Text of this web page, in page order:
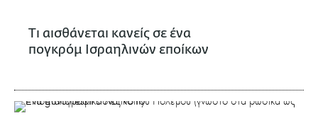
Τι αισθάνεται κανείς σε ένα
πογκρόμ Ισραηλινών εποίκων